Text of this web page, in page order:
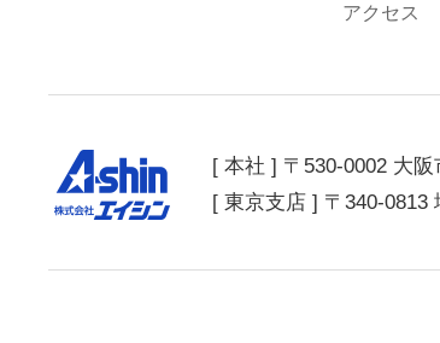
アクセス
[ 本社 ] 〒530-0002 大
[ 東京支店 ] 〒340-0813